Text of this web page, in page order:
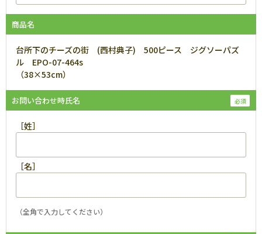
商品名
台所下のチーズの街 (西村典子) 500ピース ジグソーパズ
ル EPO-07-464s
（38×53cm）
お問い合わせ時氏名
［姓］
［名］
（全角で入力してください）